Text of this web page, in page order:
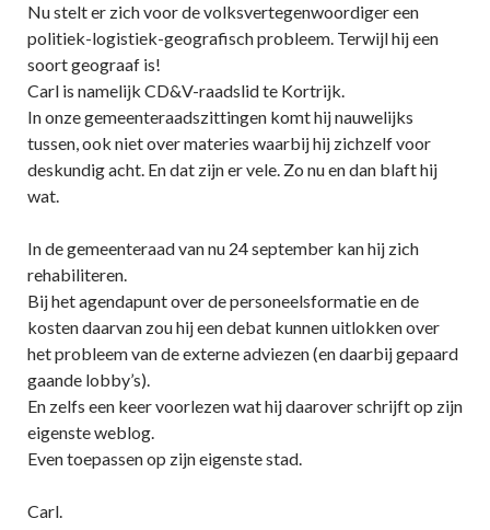
Nu stelt er zich voor de volksvertegenwoordiger een
politiek-logistiek-geografisch probleem. Terwijl hij een
soort geograaf is!
Carl is namelijk CD&V-raadslid te Kortrijk.
In onze gemeenteraadszittingen komt hij nauwelijks
tussen, ook niet over materies waarbij hij zichzelf voor
deskundig acht. En dat zijn er vele. Zo nu en dan blaft hij
wat.
In de gemeenteraad van nu 24 september kan hij zich
rehabiliteren.
Bij het agendapunt over de personeelsformatie en de
kosten daarvan zou hij een debat kunnen uitlokken over
het probleem van de externe adviezen (en daarbij gepaard
gaande lobby’s).
En zelfs een keer voorlezen wat hij daarover schrijft op zijn
eigenste weblog.
Even toepassen op zijn eigenste stad.
Carl.